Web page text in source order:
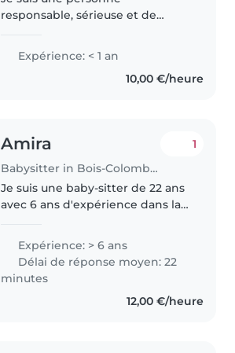
responsable, sérieuse et de
J'aime m'occuper d'eux et veiller
à leur sécurité et à leur bien-être.
Les parents peuvent compter
Expérience: < 1 an
10,00 €/heure
Amira
Babysitter in Bois-Colombes
1
Je suis une baby-sitter de 22 ans
avec 6 ans d'expérience dans la
couramment l'arabe et le
français. Bien que je n'aie pas de
certificat de premiers secours,..
Expérience: > 6 ans
Délai de réponse moyen: 22
minutes
12,00 €/heure